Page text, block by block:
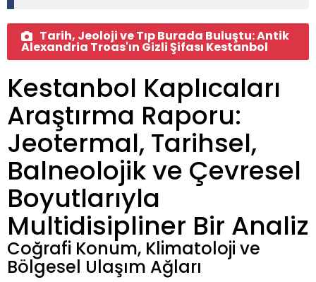
Tarih, Jeoloji ve Tıp Burada Buluştu: Antik
Alexandria Troas'ın Gizli Şifası Kestanbol
Kestanbol Kaplıcaları
Araştırma Raporu:
Jeotermal, Tarihsel,
Balneolojik ve Çevresel
Boyutlarıyla
Multidisipliner Bir Analiz
Coğrafi Konum, Klimatoloji ve
Bölgesel Ulaşım Ağları